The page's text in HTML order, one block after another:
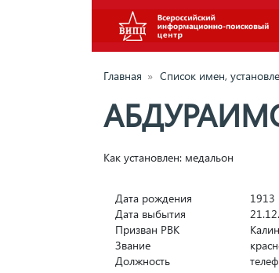
Главная » Список имен,
Как установлен: медальон
Дата рождения
1913
Дата выбытия
Призван РВК
Звание
Должность